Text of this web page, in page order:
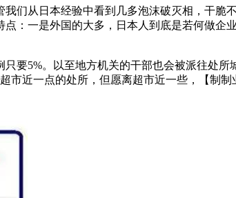
我们从日本经验中看到几多泡沫破灭相，干脆
：一是外国的大多，日本人到底是若何做企
5%。以至地方机关的干部也会被派往处所
近一点的处所，但愿离超市近一些，【制制